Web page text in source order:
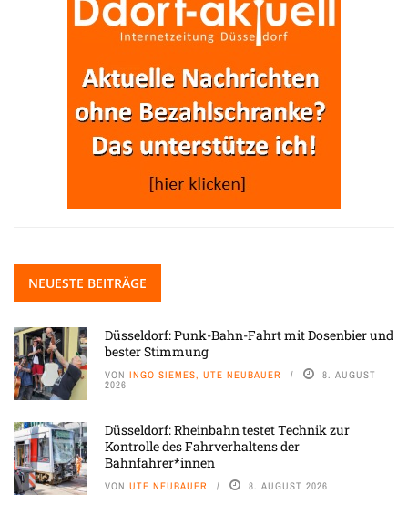
NEUESTE BEITRÄGE
Düsseldorf: Punk-Bahn-Fahrt mit Dosenbier und
bester Stimmung
VON INGO SIEMES, UTE NEUBAUER 8. AUGUST
2026
Düsseldorf: Rheinbahn testet Technik zur
Kontrolle des Fahrverhaltens der
Bahnfahrer*innen
VON UTE NEUBAUER 8. AUGUST 2026